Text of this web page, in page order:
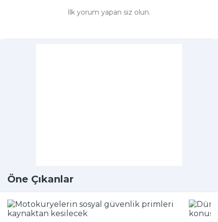
İlk yorum yapan siz olun.
Öne Çıkanlar